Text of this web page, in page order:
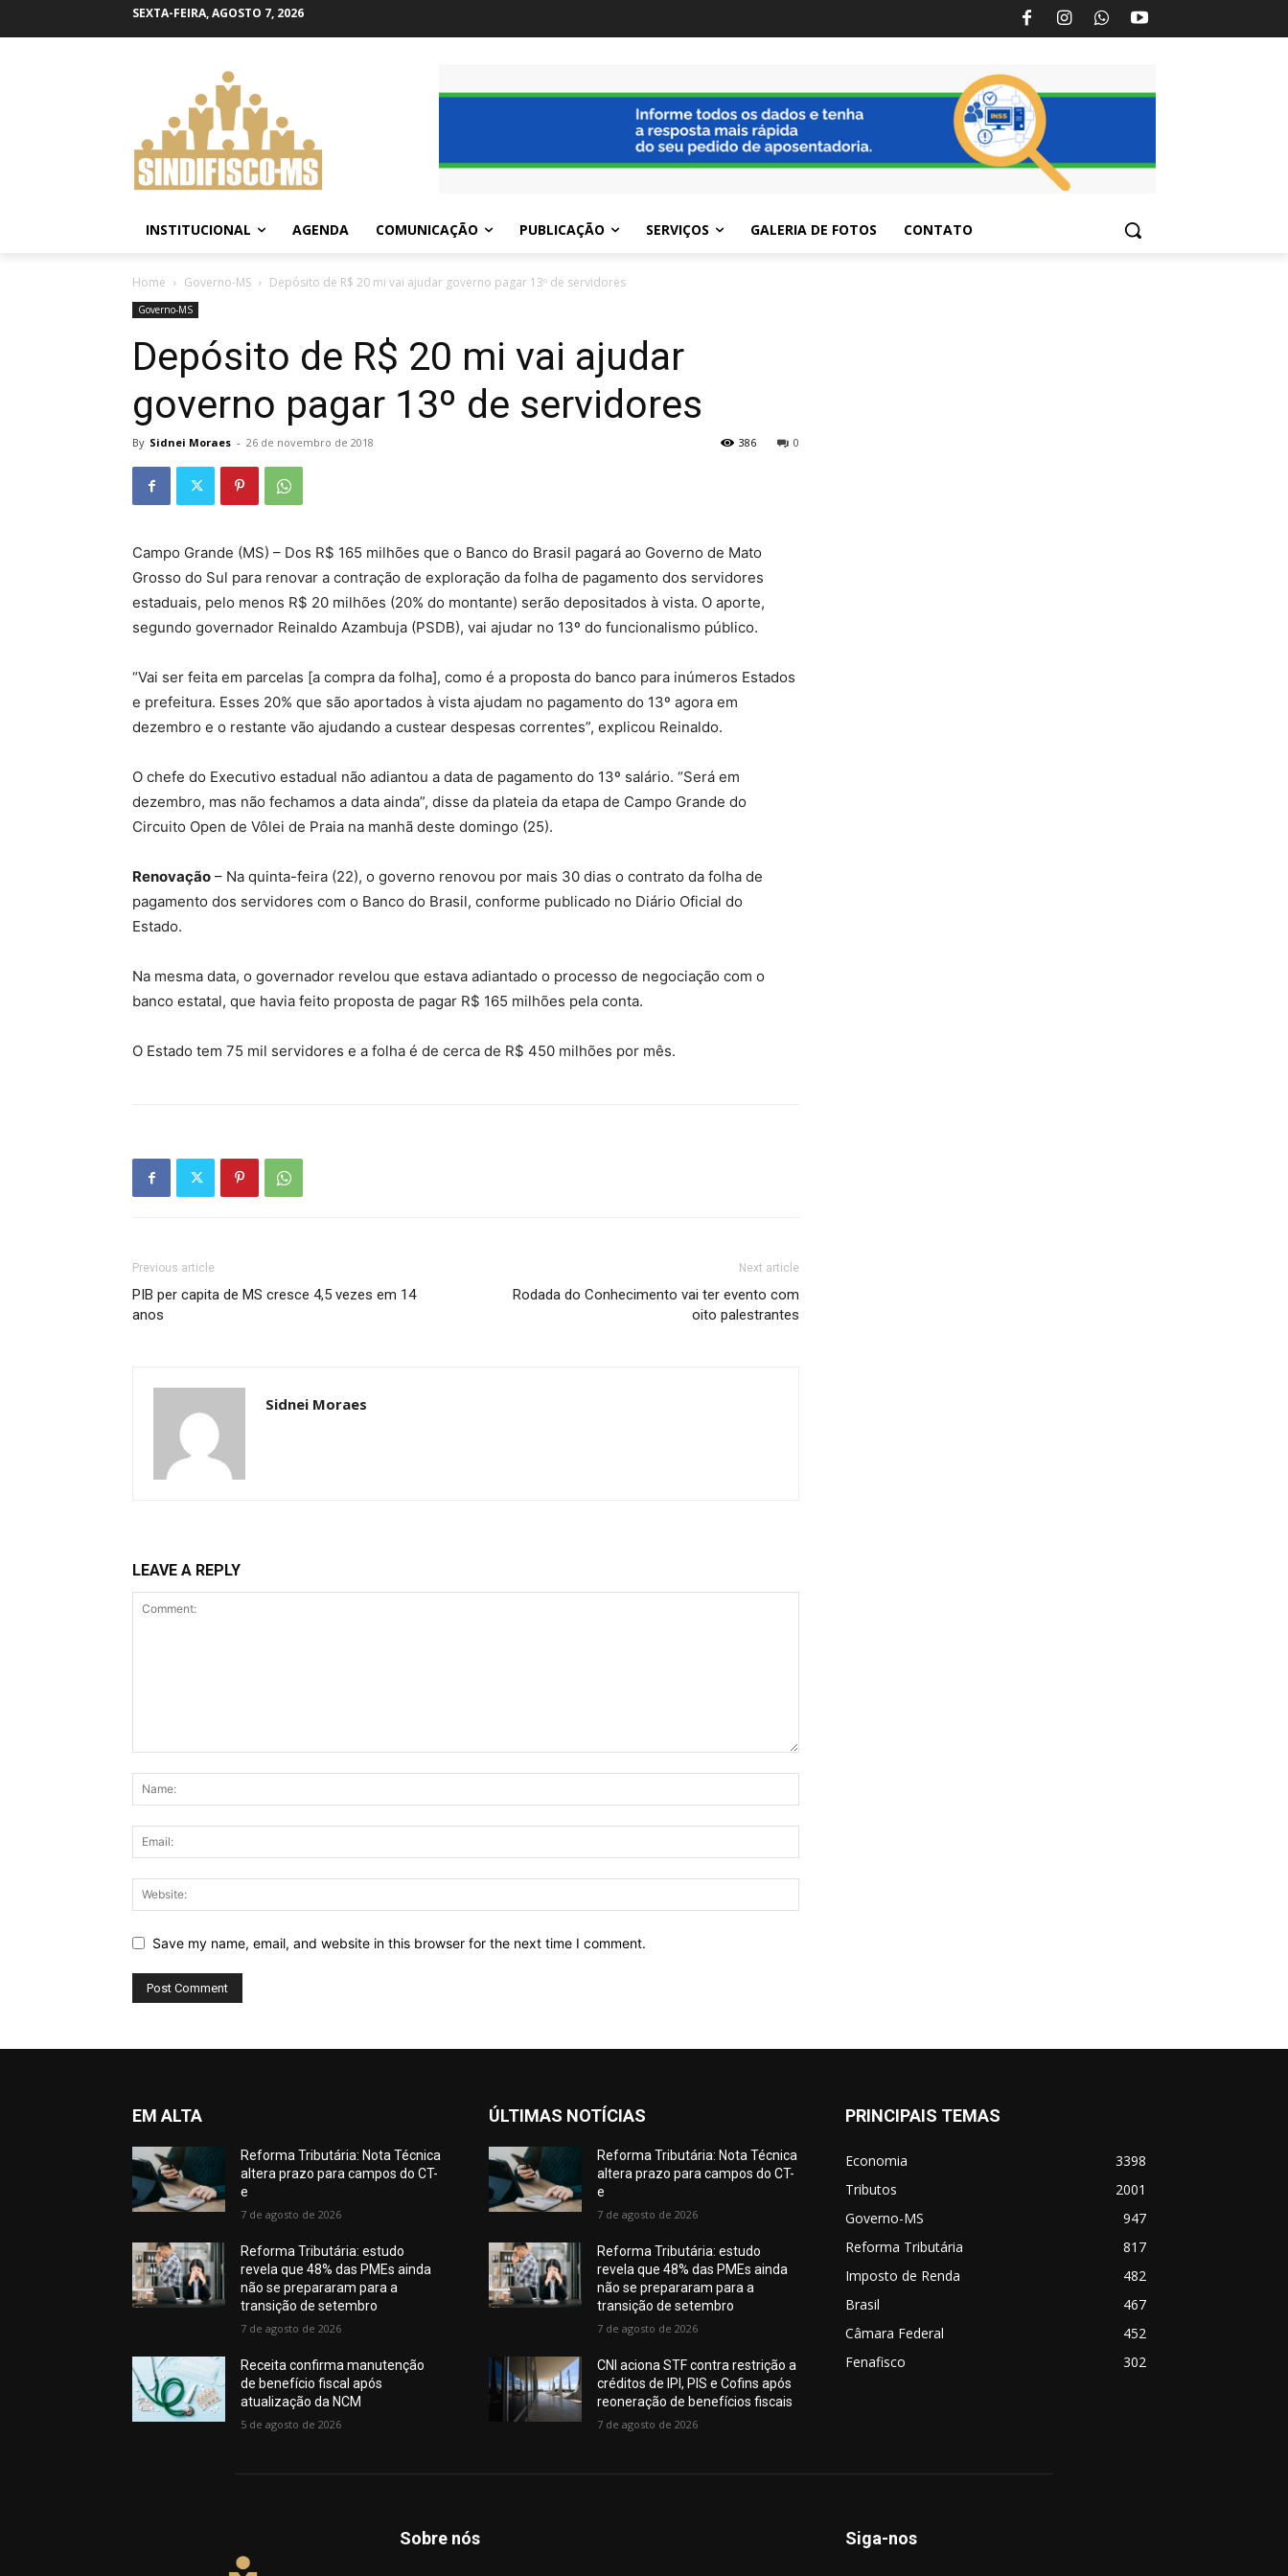
SEXTA-FEIRA, AGOSTO 7, 2026
INSTITUCIONAL AGENDA COMUNICAÇÃO PUBLICAÇÃO SERVIÇOS GALERIA DE FOTOS CONTATO
Home Governo-MS Depósito de R$ 20 mi vai ajudar governo pagar 13º de servidores
Governo-MS
Depósito de R$ 20 mi vai ajudar
governo pagar 13º de servidores
By Sidnei Moraes - 26 de novembro de 2018 0
386
Campo Grande (MS) – Dos R$ 165 milhões que o Banco do Brasil pagará ao Governo de Mato
Grosso do Sul para renovar a contração de exploração da folha de pagamento dos servidores
estaduais, pelo menos R$ 20 milhões (20% do montante) serão depositados à vista. O aporte,
segundo governador Reinaldo Azambuja (PSDB), vai ajudar no 13º do funcionalismo público.
“Vai ser feita em parcelas [a compra da folha], como é a proposta do banco para inúmeros Estados
e prefeitura. Esses 20% que são aportados à vista ajudam no pagamento do 13º agora em
dezembro e o restante vão ajudando a custear despesas correntes”, explicou Reinaldo.
O chefe do Executivo estadual não adiantou a data de pagamento do 13º salário. “Será em
dezembro, mas não fechamos a data ainda”, disse da plateia da etapa de Campo Grande do
Circuito Open de Vôlei de Praia na manhã deste domingo (25).
Renovação – Na quinta-feira (22), o governo renovou por mais 30 dias o contrato da folha de
pagamento dos servidores com o Banco do Brasil, conforme publicado no Diário Oficial do
Estado.
Na mesma data, o governador revelou que estava adiantado o processo de negociação com o
banco estatal, que havia feito proposta de pagar R$ 165 milhões pela conta.
O Estado tem 75 mil servidores e a folha é de cerca de R$ 450 milhões por mês.
Previous article
PIB per capita de MS cresce 4,5 vezes em 14
anos
Next article
Rodada do Conhecimento vai ter evento com
oito palestrantes
Sidnei Moraes
LEAVE A REPLY
Save my name, email, and website in this browser for the next time I comment.
EM ALTA
Reforma Tributária: Nota Técnica
altera prazo para campos do CT-
e
7 de agosto de 2026
Reforma Tributária: estudo
revela que 48% das PMEs ainda
não se prepararam para a
transição de setembro
7 de agosto de 2026
Receita confirma manutenção
de benefício fiscal após
atualização da NCM
5 de agosto de 2026
ÚLTIMAS NOTÍCIAS
Reforma Tributária: Nota Técnica
altera prazo para campos do CT-
e
7 de agosto de 2026
Reforma Tributária: estudo
revela que 48% das PMEs ainda
não se prepararam para a
transição de setembro
7 de agosto de 2026
CNI aciona STF contra restrição a
créditos de IPI, PIS e Cofins após
reoneração de benefícios fiscais
7 de agosto de 2026
PRINCIPAIS TEMAS
Economia
3398
Tributos
2001
Governo-MS
947
Reforma Tributária
817
Imposto de Renda
482
Brasil
467
Câmara Federal
452
Fenafisco
302
Sobre nós Siga-nos